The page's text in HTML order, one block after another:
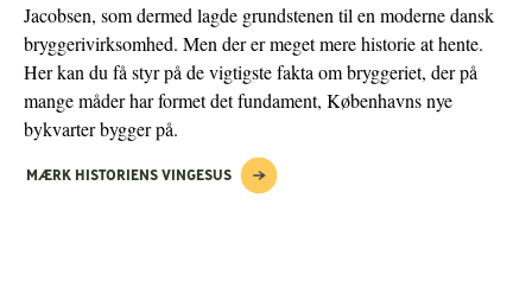
Jacobsen, som dermed lagde grundstenen til en moderne dansk
bryggerivirksomhed. Men der er meget mere historie at hente.
Her kan du få styr på de vigtigste fakta om bryggeriet, der på
mange måder har formet det fundament, Københavns nye
bykvarter bygger på.
MÆRK HISTORIENS VINGESUS